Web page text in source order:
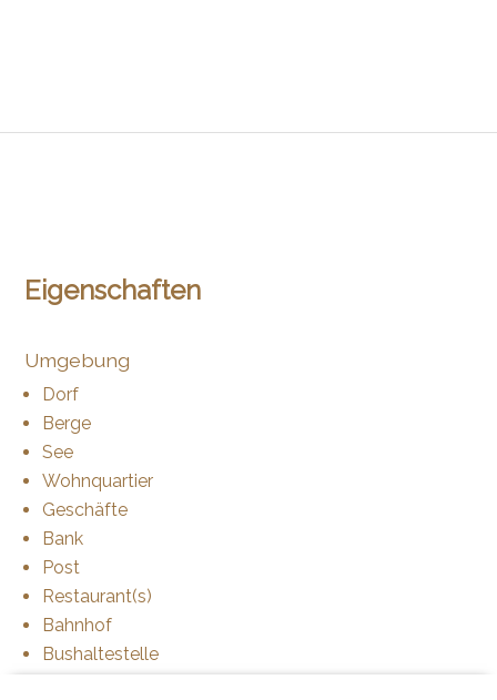
Eigenschaften
Umgebung
Dorf
Berge
See
Wohnquartier
Geschäfte
Bank
Post
Restaurant(s)
Bahnhof
Bushaltestelle